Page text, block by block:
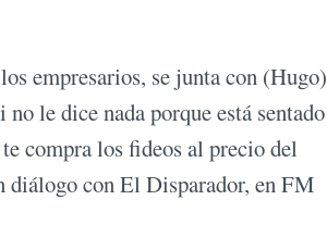
empresarios, se junta con (Hugo)
le dice nada porque está sentado
compra los fideos al precio del
diálogo con El Disparador, en FM